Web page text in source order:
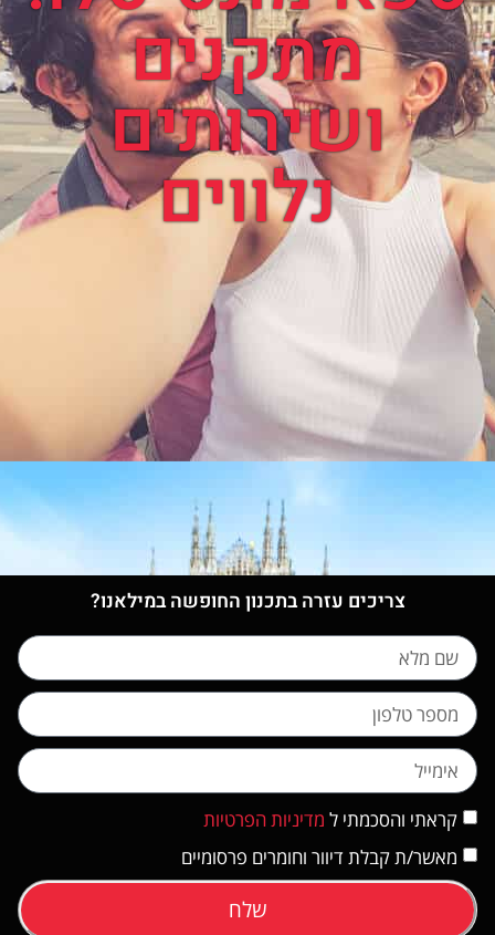
מתקנים
ושירותים
נלווים
צריכים עזרה בתכנון החופשה במילאנו?
קראתי והסכמתי ל מדיניות הפרטיות
מאשר/ת קבלת דיוור וחומרים פרסומיים
שלח